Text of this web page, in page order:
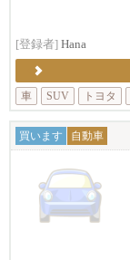
[登録者] Hana
車
SUV トヨタ
買います 自動車